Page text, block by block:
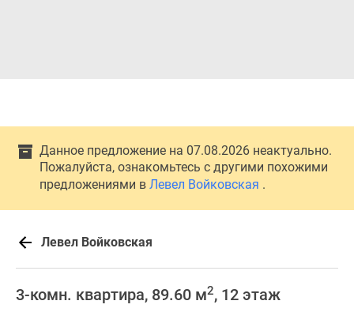
Данное предложение на 07.08.2026 неактуально.
Пожалуйста, ознакомьтесь с другими похожими
предложениями в Левел Войковская .
Левел Войковская
3-комн. квартира, 89.60 м2, 12 этаж